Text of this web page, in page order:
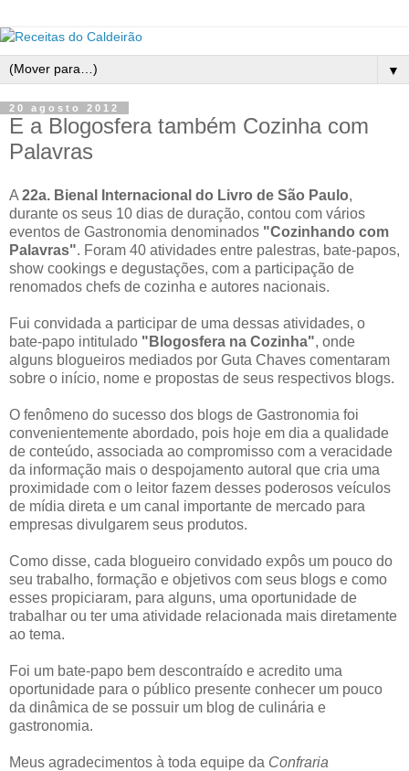
▼
20 agosto 2012
E a Blogosfera também Cozinha com
Palavras
A 22a. Bienal Internacional do Livro de São Paulo,
durante os seus 10 dias de duração, contou com vários
eventos de Gastronomia denominados "Cozinhando com
Palavras". Foram 40 atividades entre palestras, bate-papos,
show cookings e degustações, com a participação de
renomados chefs de cozinha e autores nacionais.
Fui convidada a participar de uma dessas atividades, o
bate-papo intitulado "Blogosfera na Cozinha", onde
alguns blogueiros mediados por Guta Chaves comentaram
sobre o início, nome e propostas de seus respectivos blogs.
O fenômeno do sucesso dos blogs de Gastronomia foi
convenientemente abordado, pois hoje em dia a qualidade
de conteúdo, associada ao compromisso com a veracidade
da informação mais o despojamento autoral que cria uma
proximidade com o leitor fazem desses poderosos veículos
de mídia direta e um canal importante de mercado para
empresas divulgarem seus produtos.
Como disse, cada blogueiro convidado expôs um pouco do
seu trabalho, formação e objetivos com seus blogs e como
esses propiciaram, para alguns, uma oportunidade de
trabalhar ou ter uma atividade relacionada mais diretamente
ao tema.
Foi um bate-papo bem descontraído e acredito uma
oportunidade para o público presente conhecer um pouco
da dinâmica de se possuir um blog de culinária e
gastronomia.
Meus agradecimentos à toda equipe da Confraria